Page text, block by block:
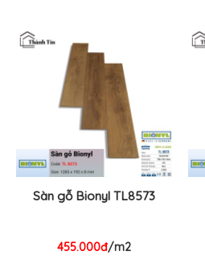
Sàn gỗ Bionyl TL8573
455.000đ/m2